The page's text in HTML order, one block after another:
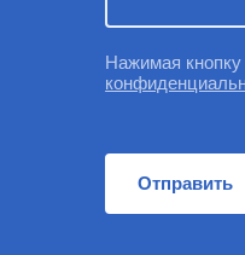
Нажимая
Отправить